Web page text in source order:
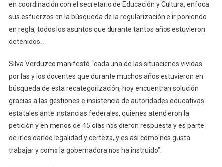
en coordinación con el secretario de Educación y Cultura, enfoca
sus esfuerzos en la búsqueda de la regularización e ir poniendo
en regla, todos los asuntos que durante tantos años estuvieron
detenidos.
Silva Verduzco manifestó “cada una de las situaciones vividas
por las y los docentes que durante muchos años estuvieron en
búsqueda de esta recategorización, hoy encuentran solución
gracias a las gestiones e insistencia de autoridades educativas
estatales ante instancias federales, quienes atendieron la
petición y en menos de 45 días nos dieron respuesta y es parte
de irles dando legalidad y certeza, y es así como nos gusta
trabajar y como la gobernadora nos ha instruido”.